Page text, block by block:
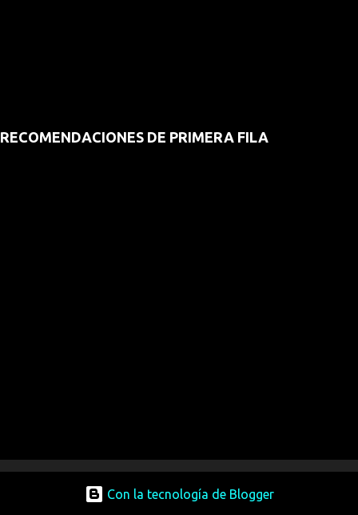
RECOMENDACIONES DE PRIMERA FILA
Con la tecnología de Blogger